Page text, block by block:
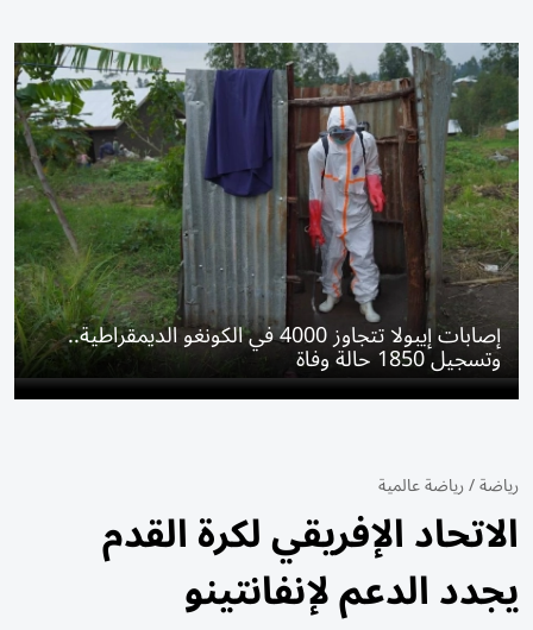
إصابات إيبولا تتجاوز 4000 في الكونغو الديمقراطية..
وتسجيل 1850 حالة وفاة
رياضة/رياضة عالمية
الاتحاد الإفريقي لكرة القدم
يجدد الدعم لإنفانتينو